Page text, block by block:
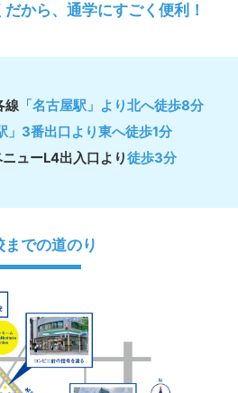
から、通学にすごく便利！
線 「名古屋駅」より北へ徒歩8分
」3番出口より東へ徒歩1分
ューL4出入口より徒歩3分
までの道のり